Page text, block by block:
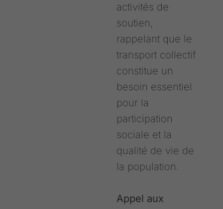
activités de
soutien,
rappelant que le
transport collectif
constitue un
besoin essentiel
pour la
participation
sociale et la
qualité de vie de
la population.
Appel aux